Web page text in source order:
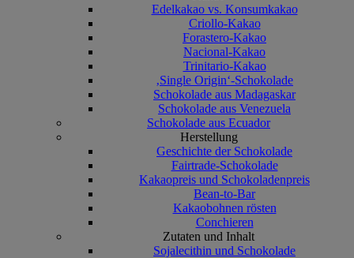
Edelkakao vs. Konsumkakao
Criollo-Kakao
Forastero-Kakao
Nacional-Kakao
Trinitario-Kakao
‚Single Origin‘-Schokolade
Schokolade aus Madagaskar
Schokolade aus Venezuela
Schokolade aus Ecuador
Herstellung
Geschichte der Schokolade
Fairtrade-Schokolade
Kakaopreis und Schokoladenpreis
Bean-to-Bar
Kakaobohnen rösten
Conchieren
Zutaten und Inhalt
Sojalecithin und Schokolade